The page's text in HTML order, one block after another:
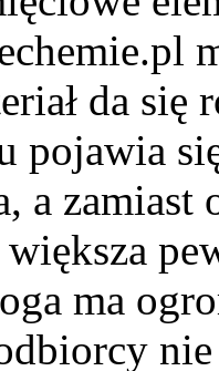
da się
pojawia
a
ma